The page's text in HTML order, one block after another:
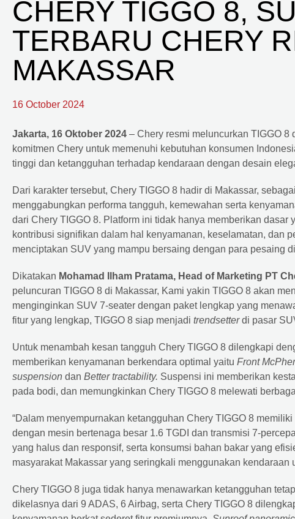
CHERY TIGGO 8,
TERBARU CHERY
MAKASSAR
16 October 2024
Jakarta, 16 Oktober 2024 – Chery resmi meluncurkan TIGGO
komitmen Chery untuk memenuhi kebutuhan konsumen
tinggi dan ketangguhan terhadap kendaraan dengan desain
Dari karakter tersebut, Chery TIGGO 8 hadir di Makassar,
menggabungkan performa tangguh, kemewahan serta
dari Chery TIGGO 8. Platform ini tidak hanya memberikan
kontribusi signifikan dalam hal kenyamanan, keselamatan, dan
menciptakan SUV yang mampu bersaing dengan para pesaing
Dikatakan Mohamad Ilham Pratama, Head of Marketing PT
peluncuran TIGGO 8 di Makassar, Kami yakin TIGGO 8 akan
menginginkan SUV 7-seater dengan paket lengkap yang
fitur yang lengkap, TIGGO 8 siap menjadi trendsetterdi pasar
Untuk menambah kesan tangguh Chery TIGGO 8 dilengkapi
memberikan kenyamanan berkendara optimal yaitu Front
suspension dan Better tractability. Suspensi ini memberikan
pada bodi, dan memungkinkan Chery TIGGO 8 melewati
“Dalam menyempurnakan ketangguhan Chery TIGGO 8
dengan mesin bertenaga besar 1.6 TGDI dan transmisi 7-
yang halus dan responsif, serta konsumsi bahan bakar yang
masyarakat Makassar yang seringkali menggunakan kendaraan
Chery TIGGO 8 juga tidak hanya menawarkan ketangguhan
dikelasnya dari 9 ADAS, 6 Airbag, serta Chery TIGGO 8